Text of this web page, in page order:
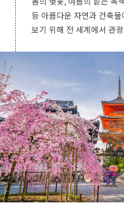
등 아름다운 자연과 건축
보기 위해 전 세계에서 관